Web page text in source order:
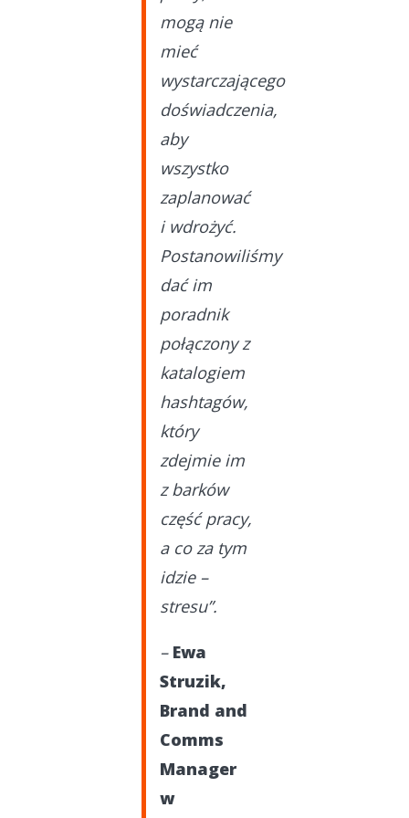
mogą nie
mieć
wystarczającego
doświadczenia,
aby
wszystko
zaplanować
i wdrożyć.
Postanowiliśmy
dać im
poradnik
połączony z
katalogiem
hashtagów,
który
zdejmie im
z barków
część pracy,
a co za tym
idzie –
stresu”.
– Ewa
Struzik,
Brand and
Comms
Manager
w